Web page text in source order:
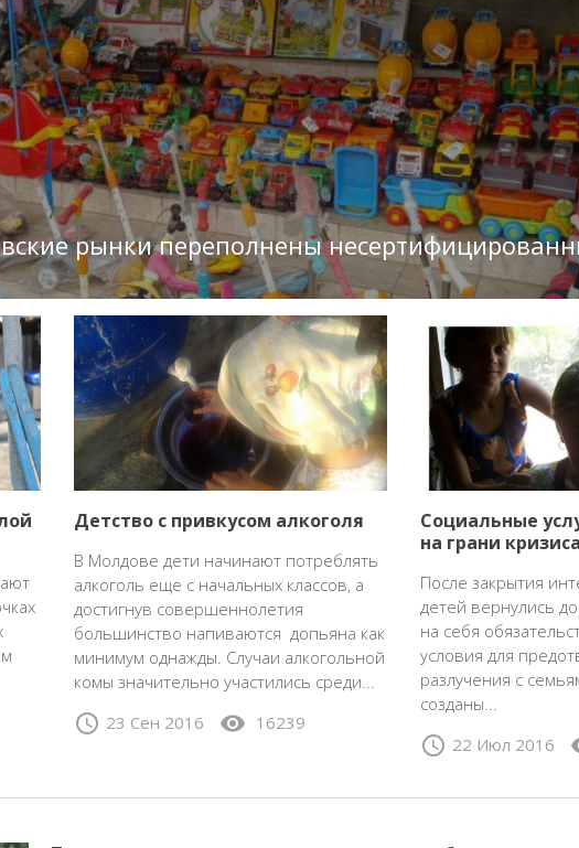
рынки переполнены
Детство с привкусом алкоголя
В Молдове дети начинают потреблять
алкоголь еще с начальных классов, а
достигнув совершеннолетия
большинство напиваются допьяна как
минимум однажды. Случаи алкогольной
комы значительно участились среди...
schedule 23 Сен 2016 visibility 16239
Социальные
на грани кризиса
После закрытия
детей вернулись
на себя
условия для
разлучения с
созданы...
schedule 22 Июл 2016